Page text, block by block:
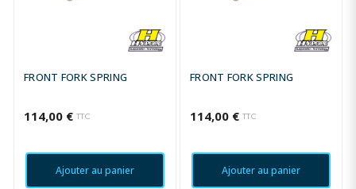
FRONT FORK SPRING
114,00 € TTC
Ajouter au panier
FRONT FORK SPRING
114,00 € TTC
Ajouter au panier